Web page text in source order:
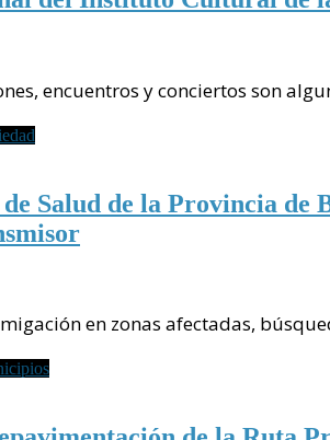
encuentros y conciertos son
Salud de la Provincia de
en zonas afectadas,